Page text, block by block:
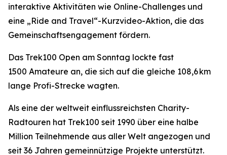
interaktive Aktivitäten wie Online-Challenges und
eine „Ride and Travel“-Kurzvideo-Aktion, die das
Gemeinschaftsengagement fördern.
Das Trek100 Open am Sonntag lockte fast
1500 Amateure an, die sich auf die gleiche 108,6 km
lange Profi-Strecke wagten.
Als eine der weltweit einflussreichsten Charity-
Radtouren hat Trek100 seit 1990 über eine halbe
Million Teilnehmende aus aller Welt angezogen und
seit 36 Jahren gemeinnützige Projekte unterstützt.